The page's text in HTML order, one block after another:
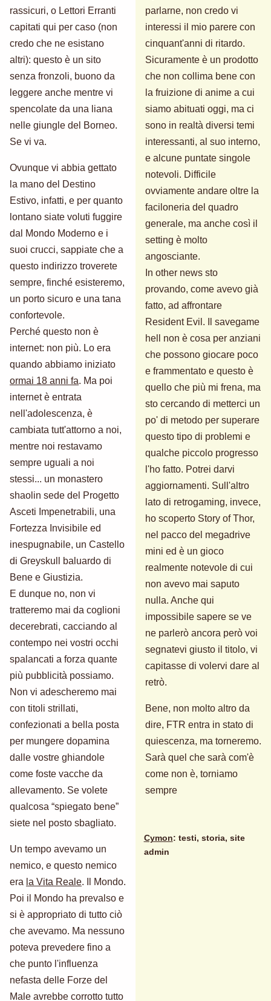
rassicuri, o Lettori Erranti
capitati qui per caso (non
credo che ne esistano
altri): questo è un sito
senza fronzoli, buono da
leggere anche mentre vi
spencolate da una liana
nelle giungle del Borneo.
Se vi va.
Ovunque vi abbia gettato
la mano del Destino
Estivo, infatti, e per quanto
lontano siate voluti fuggire
dal Mondo Moderno e i
suoi crucci, sappiate che a
questo indirizzo troverete
sempre, finché esisteremo,
un porto sicuro e una tana
confortevole.
Perché questo non è
internet: non più. Lo era
quando abbiamo iniziato
ormai 18 anni fa. Ma poi
internet è entrata
nell'adolescenza, è
cambiata tutt'attorno a noi,
mentre noi restavamo
sempre uguali a noi
stessi... un monastero
shaolin sede del Progetto
Asceti Impenetrabili, una
Fortezza Invisibile ed
inespugnabile, un Castello
di Greyskull baluardo di
Bene e Giustizia.
E dunque no, non vi
tratteremo mai da coglioni
decerebrati, cacciando al
contempo nei vostri occhi
spalancati a forza quante
più pubblicità possiamo.
Non vi adescheremo mai
con titoli strillati,
confezionati a bella posta
per mungere dopamina
dalle vostre ghiandole
come foste vacche da
allevamento. Se volete
qualcosa “spiegato bene”
siete nel posto sbagliato.
Un tempo avevamo un
nemico, e questo nemico
era la Vita Reale. Il Mondo.
Poi il Mondo ha prevalso e
si è appropriato di tutto ciò
che avevamo. Ma nessuno
poteva prevedere fino a
che punto l'influenza
nefasta delle Forze del
Male avrebbe corrotto tutto
parlarne, non credo vi
interessi il mio parere con
cinquant'anni di ritardo.
Sicuramente è un prodotto
che non collima bene con
la fruizione di anime a cui
siamo abituati oggi, ma ci
sono in realtà diversi temi
interessanti, al suo interno,
e alcune puntate singole
notevoli. Difficile
ovviamente andare oltre la
faciloneria del quadro
generale, ma anche così il
setting è molto
angosciante.
In other news sto
provando, come avevo già
fatto, ad affrontare
Resident Evil. Il savegame
hell non è cosa per anziani
che possono giocare poco
e frammentato e questo è
quello che più mi frena, ma
sto cercando di metterci un
po' di metodo per superare
questo tipo di problemi e
qualche piccolo progresso
l'ho fatto. Potrei darvi
aggiornamenti. Sull'altro
lato di retrogaming, invece,
ho scoperto Story of Thor,
nel pacco del megadrive
mini ed è un gioco
realmente notevole di cui
non avevo mai saputo
nulla. Anche qui
impossibile sapere se ve
ne parlerò ancora però voi
segnatevi giusto il titolo, vi
capitasse di volervi dare al
retrò.
Bene, non molto altro da
dire, FTR entra in stato di
quiescenza, ma torneremo.
Sarà quel che sarà com'è
come non è, torniamo
sempre
Cymon: testi, storia, site
admin